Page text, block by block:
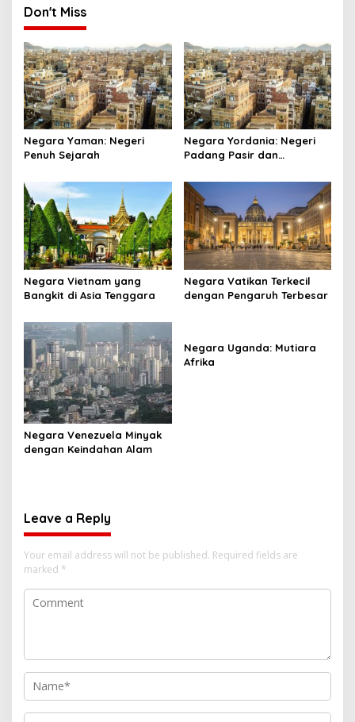
Don't Miss
Negara Yaman: Negeri
Penuh Sejarah
Negara Yordania: Negeri
Padang Pasir dan
Negara Vietnam yang
Bangkit di Asia Tenggara
Negara Vatikan Terkecil
dengan Pengaruh Terbesar
Negara Venezuela Minyak
dengan Keindahan Alam
Negara Uganda: Mutiara
Afrika
Leave a Reply
Your email address will not be published. Required fields are
marked *